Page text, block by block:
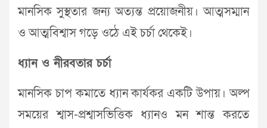
মানসিক সুস্থতার জন্য অত্যন্ত প্রয়োজনীয়। আত্মসম্মান
ও আত্মবিশ্বাস গড়ে ওঠে এই চর্চা থেকেই।
ধ্যান ও নীরবতার চর্চা
মানসিক চাপ কমাতে ধ্যান কার্যকর একটি উপায়। অল্প
সময়ের শ্বাস-প্রশ্বাসভিত্তিক ধ্যানও মন শান্ত করতে